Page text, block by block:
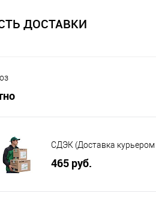
ДОСТАВКИ
СДЭК (Доставка
465 руб.